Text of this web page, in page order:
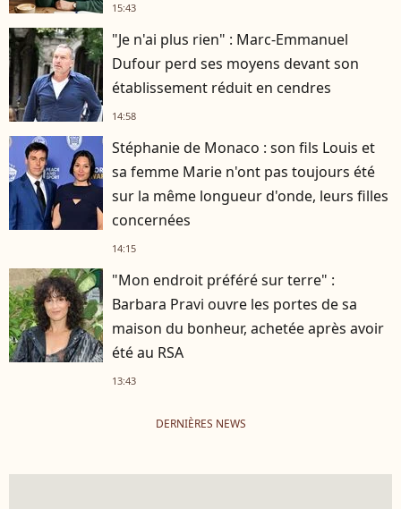
15:43
"Je n'ai plus rien" : Marc-Emmanuel
Dufour perd ses moyens devant son
établissement réduit en cendres
14:58
Stéphanie de Monaco : son fils Louis et
sa femme Marie n'ont pas toujours été
sur la même longueur d'onde, leurs filles
concernées
14:15
"Mon endroit préféré sur terre" :
Barbara Pravi ouvre les portes de sa
maison du bonheur, achetée après avoir
été au RSA
13:43
DERNIÈRES NEWS